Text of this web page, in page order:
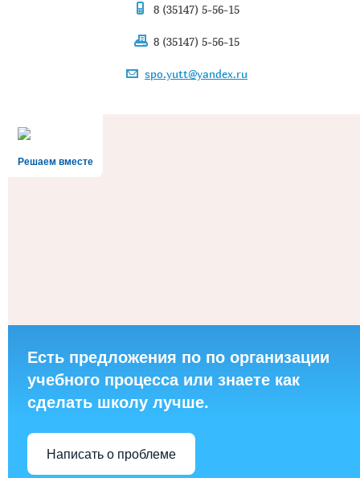
8 (35147) 5-56-15
8 (35147) 5-56-15
spo.yutt@yandex.ru
Решаем вместе
Есть предложения по по организации
учебного процесса или знаете как
сделать школу лучше.
Написать о проблеме